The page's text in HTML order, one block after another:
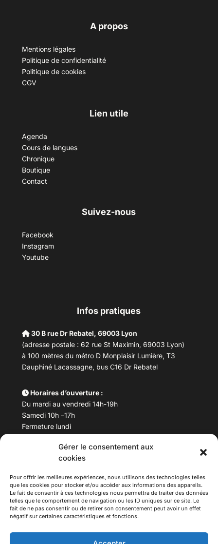
Gérer le consentement aux
cookies
Pour offrir les meilleures expériences, nous utilisons des technologies telles
que les cookies pour stocker et/ou accéder aux informations des appareils.
Le fait de consentir à ces technologies nous permettra de traiter des données
telles que le comportement de navigation ou les ID uniques sur ce site. Le
fait de ne pas consentir ou de retirer son consentement peut avoir un effet
négatif sur certaines caractéristiques et fonctions.
A propos
Mentions légales
Politique de confidentialité
Politique de cookies
CGV
Lien utile
Agenda
Cours de langues
Chronique
Boutique
Contact
Suivez-nous
Facebook
Instagram
Youtube
Infos pratiques
30 B rue Dr Rebatel, 69003 Lyon
(adresse postale : 62 rue St Maximin, 69003 Lyon)
à 100 mètres du métro D Monplaisir Lumière, T3
Dauphiné Lacassagne, bus C16 Dr Rebatel
Horaires d’ouverture :
Du mardi au vendredi 14h-19h
Samedi 10h –17h
Fermeture lundi
Téléphone : 04 78 53 06 40
maisondesculturesasiatiques@asiexpo.com